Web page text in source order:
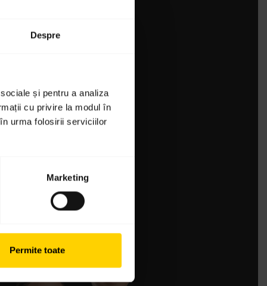
Despre
și pentru a analiza
cu privire la modul în
urma folosirii serviciilor
Marketing
Permite toate